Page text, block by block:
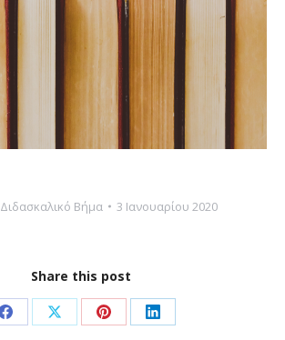
Διδασκαλικό Βήμα 3 Ιανουαρίου 2020
Share this post
Share Share Share Share